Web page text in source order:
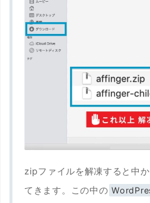
zipファイルを解凍すると中
てきます。この中の